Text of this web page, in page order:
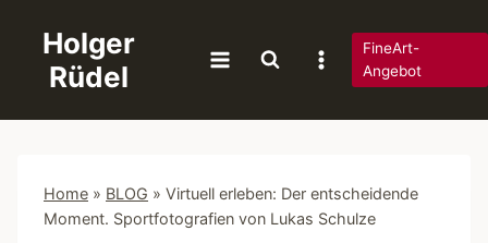
springen
Holger
Rüdel
FineArt-
Angebot
Home » BLOG » Virtuell erleben: Der entscheidende
Moment. Sportfotografien von Lukas Schulze